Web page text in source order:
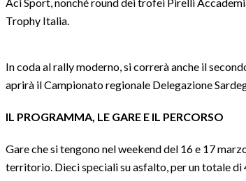
Trophy Italia.
In coda al rally moderno, si correrà anche il
aprirà il Campionato regionale Delegazione
IL PROGRAMMA, LE GARE E IL PERCORSO
Gare che si tengono nel weekend del 16 e 17
territorio. Dieci speciali su asfalto, per un totale di